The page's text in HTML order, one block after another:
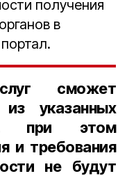
получения
в
сможет
из указанных
при этом
и требования
не будут